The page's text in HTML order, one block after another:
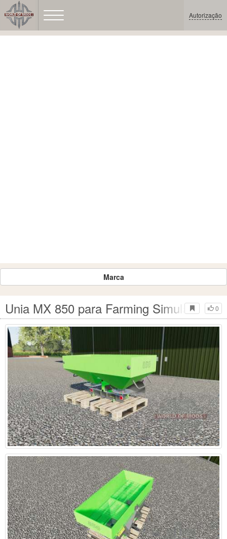
Autorização
Marca
0
Unia MX 850 para Farming Simulator